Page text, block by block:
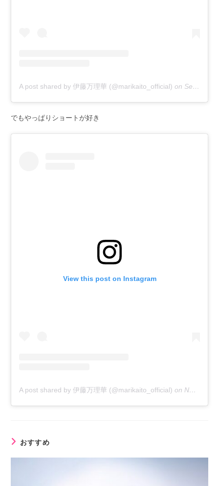
A post shared by 伊藤万理華 (@marikaito_official) on Sep 8, 2018 at 6:10am PDT
でもやっぱりショートが好き
View this post on Instagram
A post shared by 伊藤万理華 (@marikaito_official) on Nov 19, 2018 at 2:57am PST
おすすめ